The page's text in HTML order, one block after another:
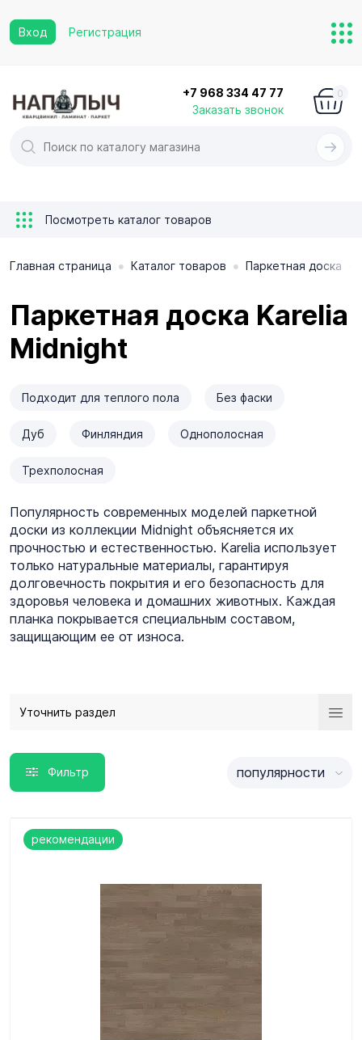
Вход Регистрация
+7 968 334 47 77
Заказать звонок
0
Посмотреть каталог товаров
Главная страница • Каталог товаров • Паркетная доска
Паркетная доска Karelia
Midnight
Подходит для теплого пола Без фаски
Дуб Финляндия Однополосная
Трехполосная
Популярность современных моделей паркетной
доски из коллекции Midnight объясняется их
прочностью и естественностью. Karelia использует
только натуральные материалы, гарантируя
долговечность покрытия и его безопасность для
здоровья человека и домашних животных. Каждая
планка покрывается специальным составом,
защищающим ее от износа.
Уточнить раздел
Фильтр популярности
рекомендации